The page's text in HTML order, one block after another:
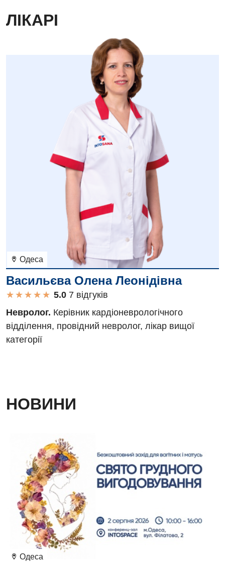
ЛІКАРІ
Одеса
Васильєва Олена Леонідівна
★
★
★
★
★
★ ★ ★ ★ ★
7 вiдгукiв
Невролог. Керівник кардіоневрологічного
відділення, провідний невролог, лікар вищої
категорії
НОВИНИ
Одеса